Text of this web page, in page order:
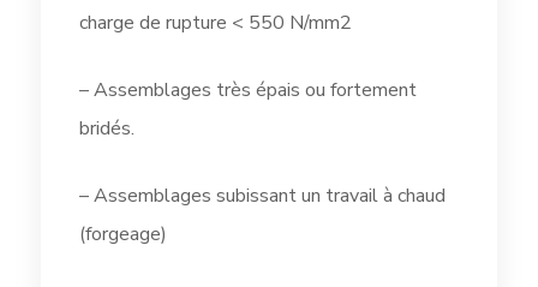
charge de rupture < 550 N/mm2
– Assemblages très épais ou fortement
bridés.
– Assemblages subissant un travail à chaud
(forgeage)